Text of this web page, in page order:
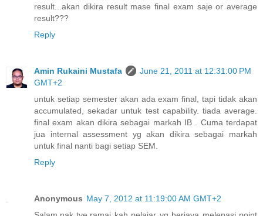
result...akan dikira result mase final exam saje or average
result???
Reply
Amin Rukaini Mustafa
June 21, 2011 at 12:31:00 PM
GMT+2
untuk setiap semester akan ada exam final, tapi tidak akan
accumulated, sekadar untuk test capability. tiada average.
final exam akan dikira sebagai markah IB . Cuma terdapat
jua internal assessment yg akan dikira sebagai markah
untuk final nanti bagi setiap SEM.
Reply
Anonymous May 7, 2012 at 11:19:00 AM GMT+2